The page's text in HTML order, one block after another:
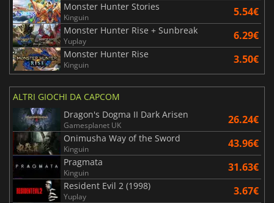
Monster Hunter Stories
Kinguin 5.54€
Monster Hunter Rise + Sunbreak
Yuplay 6.29€
Monster Hunter Rise
Kinguin 3.50€
ALTRI GIOCHI DA CAPCOM
Dragon's Dogma II Dark Arisen
Gamesplanet UK 26.24€
Onimusha Way of the Sword
Kinguin 43.96€
Pragmata
Kinguin 31.63€
Resident Evil 2 (1998)
Yuplay 3.67€